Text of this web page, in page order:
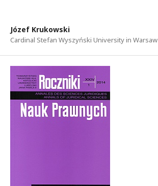
Józef Krukowski
Cardinal Stefan Wyszyński University in Warsaw